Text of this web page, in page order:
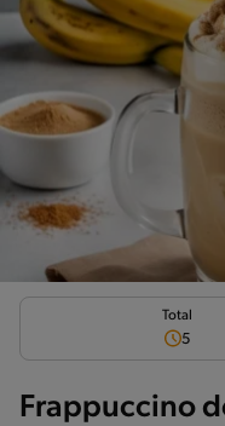
Total
5
Frappuccino